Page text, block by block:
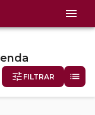
FILTRAR